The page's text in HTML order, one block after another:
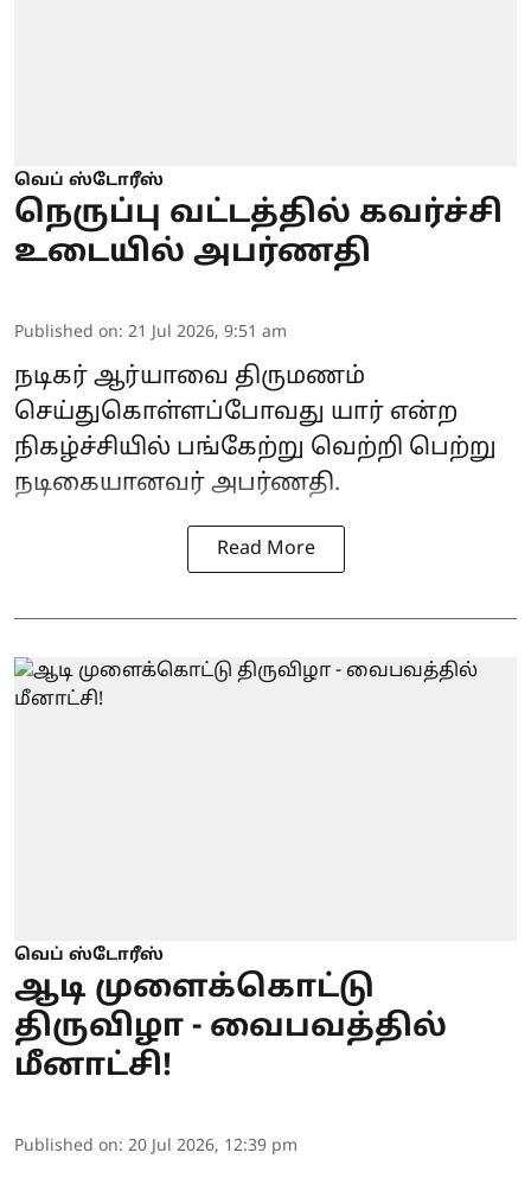
வெப் ஸ்டோரீஸ்
நெருப்பு வட்டத்தில் கவர்ச்சி
உடையில் அபர்ணதி
Published on: 21 Jul 2026, 9:51 am
நடிகர் ஆர்யாவை திருமணம்
செய்துகொள்ளப்போவது யார் என்ற
நிகழ்ச்சியில் பங்கேற்று வெற்றி பெற்று
நடிகையானவர் அபர்ணதி.
Read More
வெப் ஸ்டோரீஸ்
ஆடி முளைக்கொட்டு
திருவிழா - வைபவத்தில்
மீனாட்சி!
Published on: 20 Jul 2026, 12:39 pm